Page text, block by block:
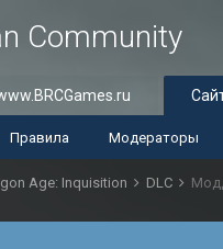
Community
Правила Модераторы
Age: Inquisition DLC